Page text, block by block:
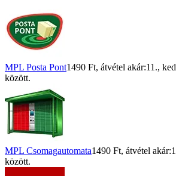
MPL Posta Pont1490 Ft, átvétel akár:11.,
között.
MPL Csomagautomata1490 Ft, átvétel akár:
között.